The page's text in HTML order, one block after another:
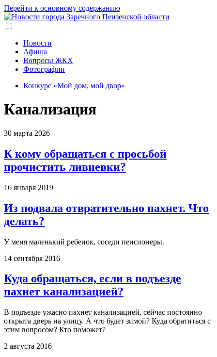
Перейти к основному содержанию
Новости
Афиша
Вопросы ЖКХ
Фотографии
Конкурс «Мой дом, мой двор»
Канализация
30 марта 2026
К кому обращаться с просьбой
прочистить ливневки?
16 января 2019
Из подвала отвратительно пахнет. Что
делать?
У меня маленький ребенок, соседи пенсионеры.
14 сентября 2016
Куда обращаться, если в подъезде
пахнет канализацией?
В подъезде ужасно пахнет канализацией, сейчас постоянно
открыта дверь на улицу. А что будет зимой? Куда обратиться с
этим вопросом? Кто поможет?
2 августа 2016